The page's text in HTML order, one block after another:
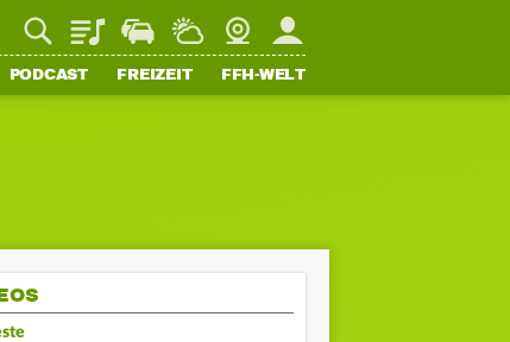
PlaylistStaupilotWetterWebcamMein FFH
PODCAST FREIZEIT FFH-WELT